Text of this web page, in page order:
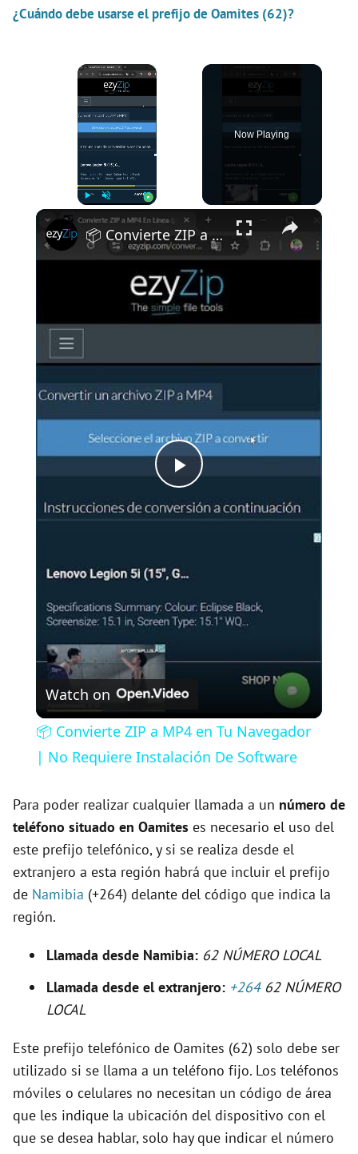
¿Cuándo debe usarse el prefijo de Oamites (62)?
×
Now Playing
×
P
a
y
i
e
o
📦 Convierte ZIP a MP4 en Tu Navegador | No Requiere Instalación De Software
Watch on
📦 Convierte ZIP a MP4 en Tu Navegador
| No Requiere Instalación De Software
Para poder realizar cualquier llamada a un número de
teléfono situado en Oamites es necesario el uso del
este prefijo telefónico, y si se realiza desde el
extranjero a esta región habrá que incluir el prefijo
de Namibia (+264) delante del código que indica la
región.
Llamada desde Namibia: 62 NÚMERO LOCAL
Llamada desde el extranjero: +26462 NÚMERO
LOCAL
Este prefijo telefónico de Oamites (62) solo debe ser
utilizado si se llama a un teléfono fijo. Los teléfonos
móviles o celulares no necesitan un código de área
que les indique la ubicación del dispositivo con el
que se desea hablar, solo hay que indicar el número